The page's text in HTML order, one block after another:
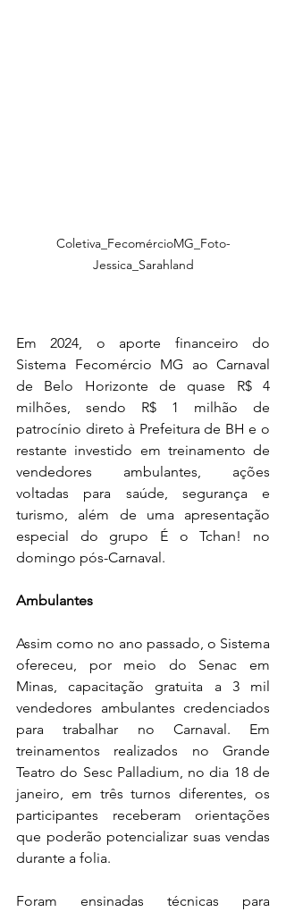
Coletiva_FecomércioMG_Foto-
Jessica_Sarahland
Em 2024, o aporte financeiro do
Sistema Fecomércio MG ao Carnaval
de Belo Horizonte de quase R$ 4
milhões, sendo R$ 1 milhão de
patrocínio direto à Prefeitura de BH e o
restante investido em treinamento de
vendedores ambulantes, ações
voltadas para saúde, segurança e
turismo, além de uma apresentação
especial do grupo É o Tchan! no
domingo pós-Carnaval.
Ambulantes
Assim como no ano passado, o Sistema
ofereceu, por meio do Senac em
Minas, capacitação gratuita a 3 mil
vendedores ambulantes credenciados
para trabalhar no Carnaval. Em
treinamentos realizados no Grande
Teatro do Sesc Palladium, no dia 18 de
janeiro, em três turnos diferentes, os
participantes receberam orientações
que poderão potencializar suas vendas
durante a folia.
Foram ensinadas técnicas para